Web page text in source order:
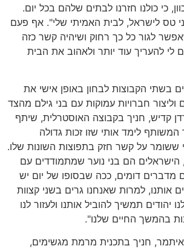
כי כולנו חזרנו לבתים שלהם בכל יום.
טס לישראל, לבית האמיתי שלי". אף פעם
לגור כל כך רחוק ושיהיה קשר כזה
לי להעריך עוד יותר ולאהוב את הבית
בשתי הקבוצות לבחון באופן אישי את
חברויות עמוקות עם בני גילם מהצד
קדיש, חניך בקבוצה האוסטרלית, שיתף
לימד אותי שזו זכות גדולה
ששומר על קשר חזק בתפוצות השונות שלו.
הישראלים הם בני נוער שמתמודדים עם
מדברים דומים, ככה שבסופו של יום יש
אותנו, למרות שאנחנו גרים בשני קצוות
יהודים תמשיך להוביל אותנו ולעזור לנו
בהמשך החיים שלנו".
חניך בתכנית מרמת מגשימים,